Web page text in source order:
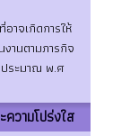
อาจเกิดการให้
านตามภารกิจ
ระมาณ พ.ศ
วามโปร่งใส